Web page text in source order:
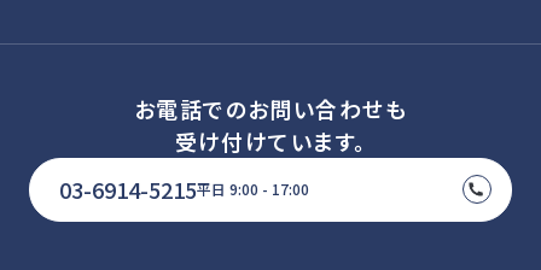
お電話でのお問い合わせも
受け付けています。
03-6914-5215平日 9:00 - 17:00